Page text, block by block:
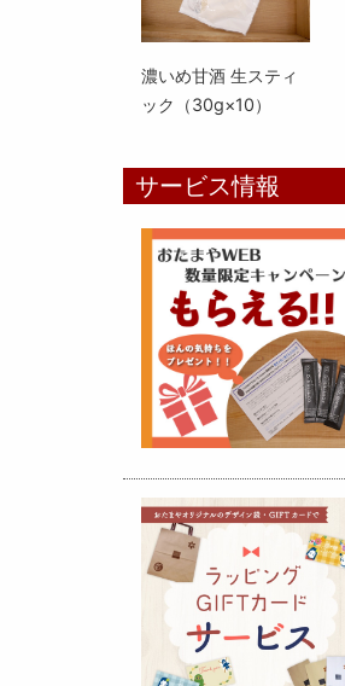
濃いめ甘酒 生スティ
ック（30g×10）
サービス情報